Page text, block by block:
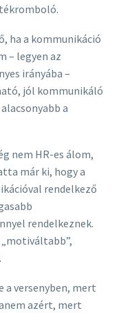
ha a kommunikáció
– legyen az
irányába –
jól kommunikáló
a
nem HR-es álom,
már ki, hogy a
rendelkező
rendelkeznek.
versenyben, mert
azért, mert